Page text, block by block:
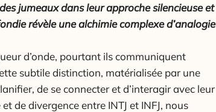
jumeaux dans leur approche silencieuse et
révèle une alchimie complexe d’analogie
d’onde, pourtant ils communiquent
subtile distinction, matérialisée par une
de se connecter et d’interagir avec leur
de divergence entre INTJ et INFJ, nous